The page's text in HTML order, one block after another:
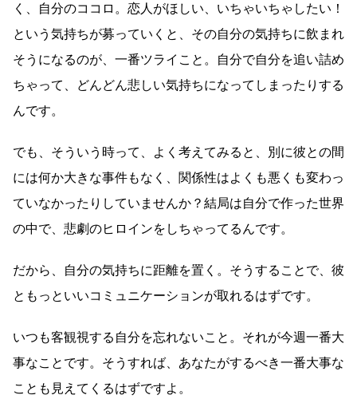
く、自分のココロ。恋人がほしい、いちゃいちゃしたい！
という気持ちが募っていくと、その自分の気持ちに飲まれ
そうになるのが、一番ツライこと。自分で自分を追い詰め
ちゃって、どんどん悲しい気持ちになってしまったりする
んです。
でも、そういう時って、よく考えてみると、別に彼との間
には何か大きな事件もなく、関係性はよくも悪くも変わっ
ていなかったりしていませんか？結局は自分で作った世界
の中で、悲劇のヒロインをしちゃってるんです。
だから、自分の気持ちに距離を置く。そうすることで、彼
ともっといいコミュニケーションが取れるはずです。
いつも客観視する自分を忘れないこと。それが今週一番大
事なことです。そうすれば、あなたがするべき一番大事な
ことも見えてくるはずですよ。